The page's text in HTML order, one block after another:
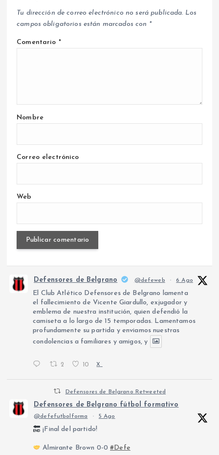
Tu dirección de correo electrónico no será publicada. Los
campos obligatorios están marcados con *
Comentario *
Nombre
Correo electrónico
Web
Defensores de Belgrano @defeweb · 6 Ago
El Club Atlético Defensores de Belgrano lamenta
el fallecimiento de Vicente Giardullo, exjugador y
emblema de nuestra institución, quien defendió la
camiseta a lo largo de 15 temporadas. Lamentamos
profundamente su partida y enviamos nuestras
condolencias a familiares y amigos, y
2 10 X
Defensores de Belgrano Retweeted
Defensores de Belgrano fútbol formativo
@defefutbolforma · 5 Ago
¡Final del partido!
Almirante Brown 0-0#Defe